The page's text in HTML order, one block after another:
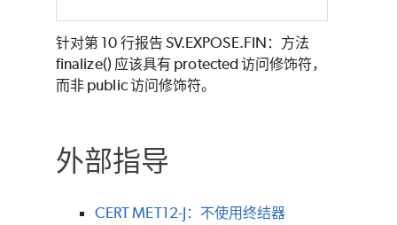
针对第 10 行报告 SV.EXPOSE.FIN：方法
finalize() 应该具有 protected 访问修饰符，
而非 public 访问修饰符。
外部指导
CERT MET12-J：不使用终结器